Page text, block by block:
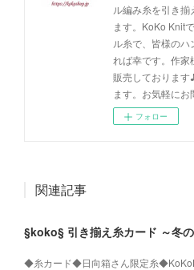
ル編み糸を引き
ます。KoKo Knit
ル糸で、皆様の
れば幸です。作家
販売しておりま
ます。お気軽にお
フォロー
関連記事
§koko§ 引き揃え糸カード ～冬
◆糸カード◆日向箱さん限定糸